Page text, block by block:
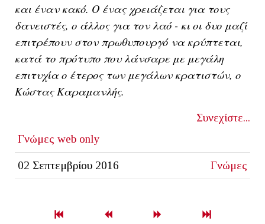
και έναν κακό. Ο ένας χρειάζεται για τους
δανειστές, ο άλλος για τον λαό - κι οι δυο μαζί
επιτρέπουν στον πρωθυπουργό να κρύπτεται,
κατά το πρότυπο που λάνσαρε με μεγάλη
επιτυχία ο έτερος των μεγάλων κρατιστών, ο
Κώστας Καραμανλής.
Συνεχίστε...
Γνώμες web only
02 Σεπτεμβρίου 2016 Γνώμες